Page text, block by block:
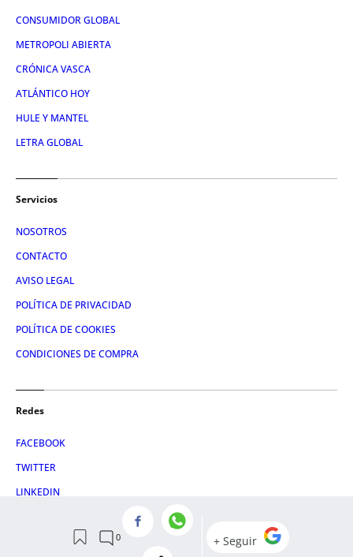
CONSUMIDOR GLOBAL
METROPOLI ABIERTA
CRÓNICA VASCA
ATLÁNTICO HOY
HULE Y MANTEL
LETRA GLOBAL
Servicios
NOSOTROS
CONTACTO
AVISO LEGAL
POLÍTICA DE PRIVACIDAD
POLÍTICA DE COOKIES
CONDICIONES DE COMPRA
Redes
FACEBOOK
TWITTER
LINKEDIN